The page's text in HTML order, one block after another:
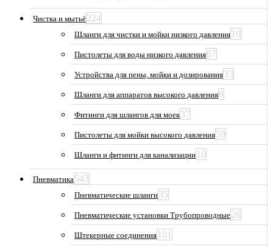
Чистка и мытьё224
Шланги для чистки и мойки низкого давления 10
Пистолеты для воды низкого давления67
Устройства для пены, мойки и дозирования33
Шланги для аппаратов высокого давления8
Фитинги для шлангов для моек37
Пистолеты для мойки высокого давления59
Шланги и фитинги для канализации 10
Пневматика543
Пневматические шланги35
Пневматические установки Трубопроводные26
Штекерные соединения 101